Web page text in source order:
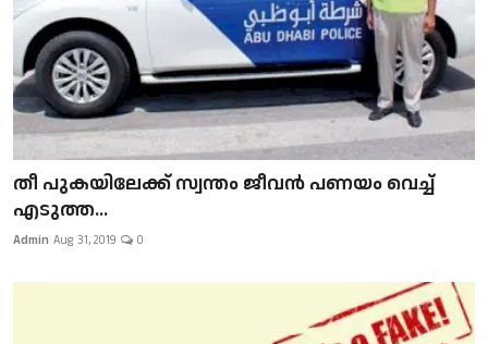
​​​​​​​തീ പുകയിലേക്ക് സ്വന്തം ജീവന്‍ പണയം വെച്ച്
എടുത്ത...
Admin Aug 31, 2019 0